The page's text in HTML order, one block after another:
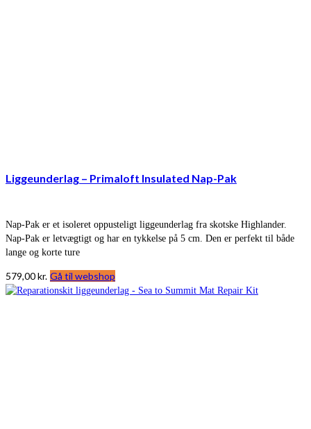
Liggeunderlag – Primaloft Insulated Nap-Pak
Nap-Pak er et isoleret oppusteligt liggeunderlag fra skotske Highlander.
Nap-Pak er letvægtigt og har en tykkelse på 5 cm. Den er perfekt til både
lange og korte ture
579,00kr. Gå til webshop